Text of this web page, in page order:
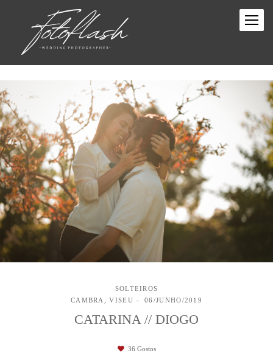
SOLTEIROS
CAMBRA, VISEU
06/JUNHO/2019
CATARINA // DIOGO
36 Gostos